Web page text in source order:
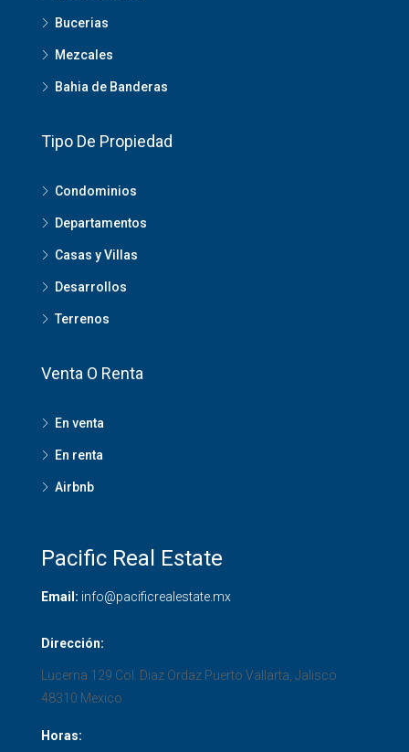
Bucerias
Mezcales
Bahia de Banderas
Tipo De Propiedad
Condominios
Departamentos
Casas y Villas
Desarrollos
Terrenos
Venta O Renta
En venta
En renta
Airbnb
Pacific Real Estate
Email: info@pacificrealestate.mx
Dirección:
Lucerna 129 Col. Diaz Ordaz Puerto Vallarta Jalisco
48310 Mexico
Horas: